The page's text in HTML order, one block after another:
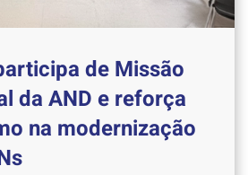
de Missão
da AND e reforça
na modernização